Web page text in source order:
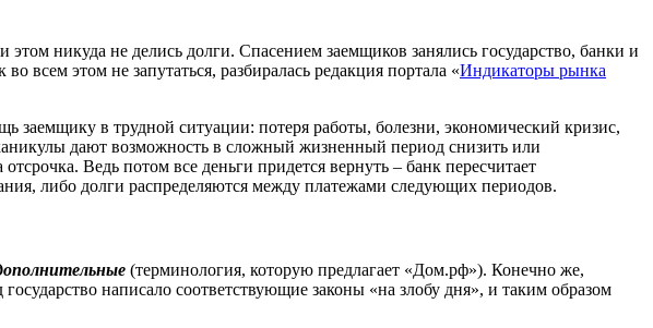
никуда не делись долги. Спасением заемщиков занялись государство, банки и
этом не запутаться, разбиралась редакция портала «Индикаторы рынка
заемщику в трудной ситуации: потеря работы, болезни, экономический кризис,
дают возможность в сложный жизненный период снизить или
Ведь потом все деньги придется вернуть – банк пересчитает
либо долги распределяются между платежами следующих периодов.
(терминология, которую предлагает «Дом.рф»). Конечно же,
написало соответствующие законы «на злобу дня», и таким образом